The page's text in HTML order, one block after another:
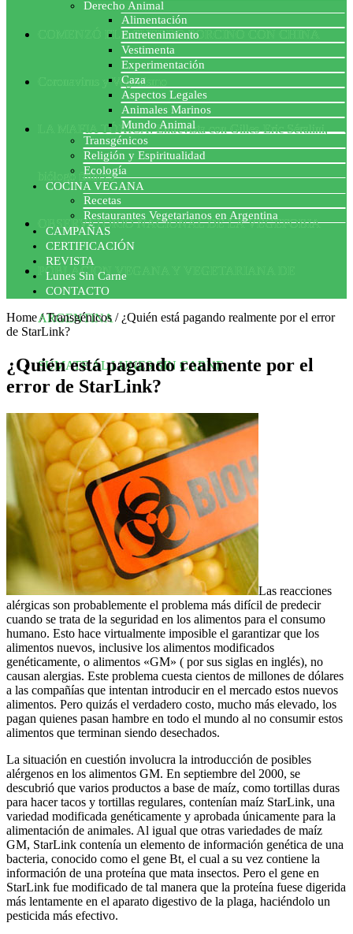
COMENZÓ EL ACUERDO PORCINO CON CHINA
Coronavirus y Veganismo
LA MAFIA TÓXICA: Entrevista con Gilles-Eric Séralini,
biólogo francés
OBSERVATORIO NACIONAL DE LA VEGEFOBIA
POBLACION VEGANA Y VEGETARIANA DE
ARGENTINA
SUMATE AL LUNES SIN CARNE
Derecho Animal
Alimentación
Entretenimiento
Vestimenta
Experimentación
Caza
Aspectos Legales
Animales Marinos
Mundo Animal
Transgénicos
Religión y Espiritualidad
Ecología
COCINA VEGANA
Recetas
Restaurantes Vegetarianos en Argentina
CAMPAÑAS
CERTIFICACIÓN
REVISTA
Lunes Sin Carne
CONTACTO
Home/Transgénicos / ¿Quién está pagando realmente por el error
de StarLink?
¿Quién está pagando realmente por el
error de StarLink?
Las reacciones
alérgicas son probablemente el problema más difícil de predecir
cuando se trata de la seguridad en los alimentos para el consumo
humano. Esto hace virtualmente imposible el garantizar que los
alimentos nuevos, inclusive los alimentos modificados
genéticamente, o alimentos «GM» ( por sus siglas en inglés), no
causan alergias. Este problema cuesta cientos de millones de dólares
a las compañías que intentan introducir en el mercado estos nuevos
alimentos. Pero quizás el verdadero costo, mucho más elevado, los
pagan quienes pasan hambre en todo el mundo al no consumir estos
alimentos que terminan siendo desechados.
La situación en cuestión involucra la introducción de posibles
alérgenos en los alimentos GM. En septiembre del 2000, se
descubrió que varios productos a base de maíz, como tortillas duras
para hacer tacos y tortillas regulares, contenían maíz StarLink, una
variedad modificada genéticamente y aprobada únicamente para la
alimentación de animales. Al igual que otras variedades de maíz
GM, StarLink contenía un elemento de información genética de una
bacteria, conocido como el gene Bt, el cual a su vez contiene la
información de una proteína que mata insectos. Pero el gene en
StarLink fue modificado de tal manera que la proteína fuese digerida
más lentamente en el aparato digestivo de la plaga, haciéndolo un
pesticida más efectivo.